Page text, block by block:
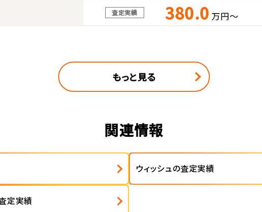
査定実績 380.0 万円～
もっと見る
関連情報
ウィッシュの査定実績
定実績